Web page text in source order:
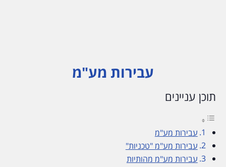
עבירות מע"מ
תוכן עניינים
עבירות מע"מ
עבירות מע"מ "טכניות"
עבירות מע"מ מהותיות